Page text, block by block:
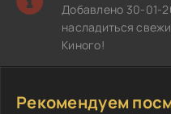
Добавлено 30-01-
насладиться
Киного!
Рекомендуем